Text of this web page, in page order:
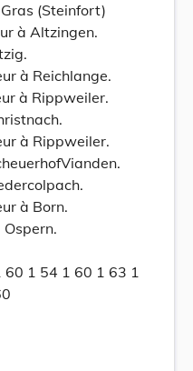
(Steinfort)
à Altzingen.
à Reichlange.
à Rippweiler.
à Rippweiler.
à Born.
60 1 54 1 60 1 63 1